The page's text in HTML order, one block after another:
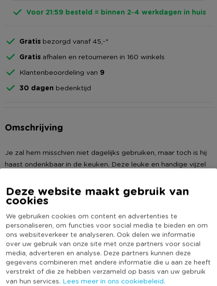
Deze website maakt gebruik van
cookies
We gebruiken cookies om content en advertenties te
personaliseren, om functies voor social media te bieden en om
ons websiteverkeer te analyseren. Ook delen we informatie
over uw gebruik van onze site met onze partners voor social
media, adverteren en analyse. Deze partners kunnen deze
gegevens combineren met andere informatie die u aan ze heeft
verstrekt of die ze hebben verzameld op basis van uw gebruik
van hun services. Lees meer in ons cookiebeleid.
Voor 21:59 besteld = binnen 2-4 werkdagen in huis
Gratis bezorgd vanaf 45,-*
Gratis afhalen en retourneren in 160 winkels
Klantenbeoordeling van 9
30 dagen bedenktijd
Omschrijving
Je zal hem misschien niet dagelijks gebruiken, maar toch is hij
haast ondenkbaar in de keuken. Deze leuke en handige vijzel
gemakkelijk diverse soorten kruiden mee fijnstampen. Denk
aan verse peper, basilicum of zelfs knoflook. Zo geef je iedere
lekkerder dan vers en smaakvol eten. De set bestaat uit een
vijzel met een diameter van 10 cm en een kleine stamper.
Deze is zo ontworpen dat hij precies in de vijzel past. Klaar
met stampen? Dan kun je alles gewoon in de vaatwasser
zetten. Afwassen is dus niet nodig!
Lees meer
Specificaties
Artikelnummer
572490
Online Only
Nee
Materiaal
Keramiek
Productbreedte (cm)
10